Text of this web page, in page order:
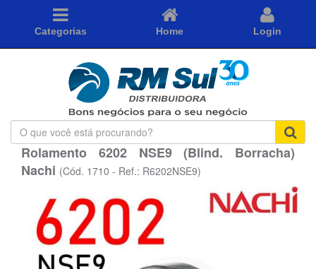
Categorias Home Login
O
que
você
está
Rolamento 6202 NSE9 (Blind. Borracha)
Nachi (Cód. 1710 - Ref.: R6202NSE9)